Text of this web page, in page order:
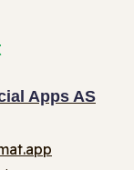
Apps AS